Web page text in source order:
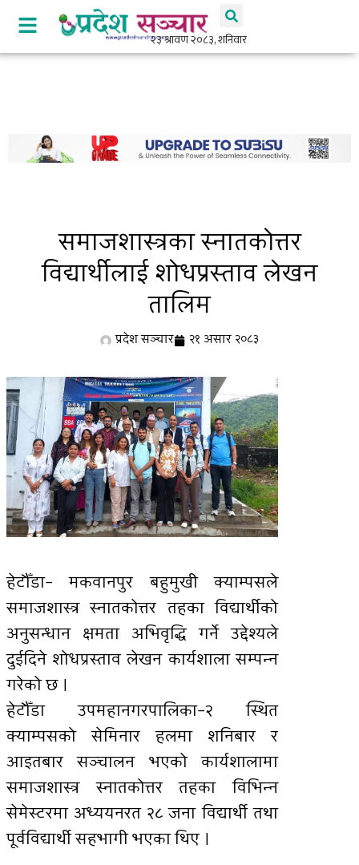
समाजशास्त्रका स्नातकोत्तर
विद्यार्थीलाई शोधप्रस्ताव लेखन
तालिम
प्रदेश सञ्चार २१ असार २०८३
हेटौँडा– मकवानपुर बहुमुखी क्याम्पसले
समाजशास्त्र स्नातकोत्तर तहका विद्यार्थीको
अनुसन्धान क्षमता अभिवृद्धि गर्ने उद्देश्यले
दुईदिने शोधप्रस्ताव लेखन कार्यशाला सम्पन्न
गरेको छ ।
हेटौँडा उपमहानगरपालिका–२ स्थित
क्याम्पसको सेमिनार हलमा शनिबार र
आइतबार सञ्चालन भएको कार्यशालामा
समाजशास्त्र स्नातकोत्तर तहका विभिन्न
सेमेस्टरमा अध्ययनरत २८ जना विद्यार्थी तथा
पूर्वविद्यार्थी सहभागी भएका थिए ।